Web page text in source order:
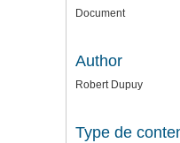
Document
Author
Robert Dupuy
Type de